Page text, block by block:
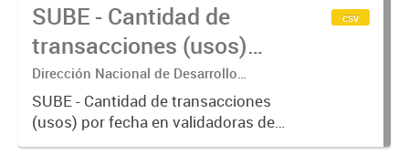
SUBE - Cantidad de
transacciones (usos)
por fecha
Dirección Nacional de Desarrollo
Tecnológico - Ministerio de Transporte.
SUBE - Cantidad de transacciones
(usos) por fecha en validadoras de
la red SUBE.
csv